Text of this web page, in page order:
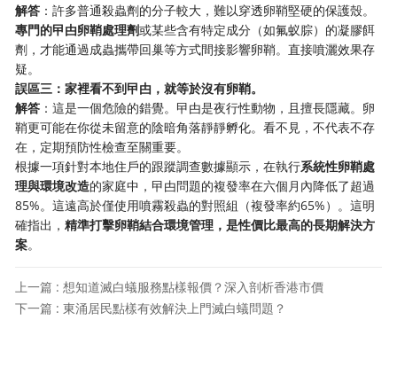
解答 ：許多普通殺蟲劑的分子較大，難以穿透卵鞘堅硬的保護殼。
專門的曱甴卵鞘處理劑或某些含有特定成分（如氟蚁腙）的凝膠餌
劑，才能通過成蟲攜帶回巢等方式間接影響卵鞘。直接噴灑效果存
疑。
誤區三：家裡看不到曱甴，就等於沒有卵鞘。
解答 ：這是一個危險的錯覺。曱甴是夜行性動物，且擅長隱藏。卵
鞘更可能在你從未留意的陰暗角落靜靜孵化。看不見，不代表不存
在，定期預防性檢查至關重要。
根據一項針對本地住戶的跟蹤調查數據顯示，在執行系統性卵鞘處
理與環境改造的家庭中，曱甴問題的複發率在六個月內降低了超過
85%。這遠高於僅使用噴霧殺蟲的對照組（複發率約65%）。這明
確指出，精準打擊卵鞘結合環境管理，是性價比最高的長期解決方
案。
上一篇 : 想知道滅白蟻服務點樣報價？深入剖析香港市價
下一篇 : 東涌居民點樣有效解決上門滅白蟻問題？